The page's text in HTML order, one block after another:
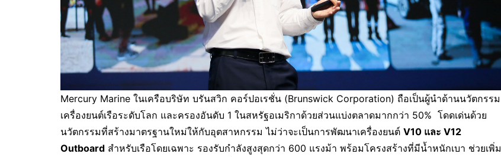
Mercury Marine ในเครือบริษัท บรันสวิก คอร์ปอเรชั่น (Brunswick Corporation) ถือเป็นผู้นำด้านนวัตกรรม
เครื่องยนต์เรือระดับโลก และครองอันดับ 1 ในสหรัฐอเมริกาด้วยส่วนแบ่งตลาดมากกว่า 50% โดดเด่นด้วย
นวัตกรรมที่สร้างมาตรฐานใหม่ให้กับอุตสาหกรรม ไม่ว่าจะเป็นการพัฒนาเครื่องยนต์ V10 และ V12
Outboard สำหรับเรือโดยเฉพาะ รองรับกำลังสูงสุดกว่า 600 แรงม้า พร้อมโครงสร้างที่มีน้ำหนักเบา ช่วยเพิ่ม